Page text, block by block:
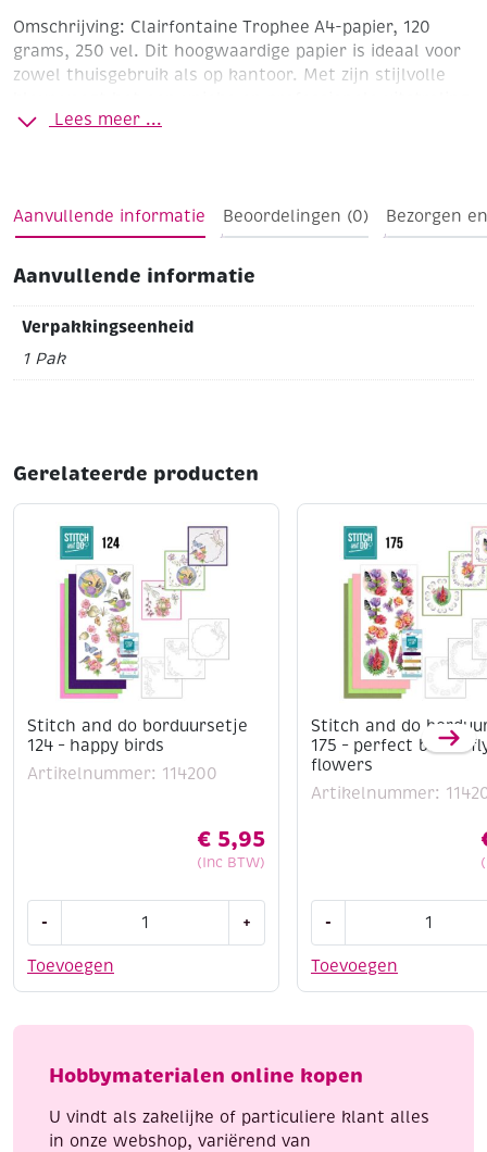
Omschrijving: Clairfontaine Trophee A4-papier, 120
grams, 250 vel. Dit hoogwaardige papier is ideaal voor
zowel thuisgebruik als op kantoor. Met zijn stijlvolle
toe aan documenten, presentaties of creatieve
scherpe afdrukresultaten en uitstekende prestaties.
Perfect voor veelzijdig gebruik, waaronder rapporten,
flyers of uitnodigingen.
Belangrijkste kenmerken:
Formaat: A4 (210 x 297 mm)Gewicht: 120 g/m²Kleur:
Carribean blueInhoud: 250 vel
laserprinters
creatieve mogelijkheden is Clairfontaine Trophee een
Lees meer ...
Aanvullende informatie Beoordelingen (0) Bezorgen
Aanvullende informatie
Verpakkingseenheid
1 Pak
Gerelateerde producten
Stitch and do borduursetje
124 – happy birds
Artikelnummer: 114200
€ 5,95
(Inc BTW)
Toevoegen
-
do
-
birds
+
Stitch and do
175 – perfect
flowers
Artikelnummer:
Toevoegen
-
do
-
butterfly
aantal
Hobbymaterialen online kopen
U vindt als zakelijke of particuliere klant alles
in onze webshop, variërend van